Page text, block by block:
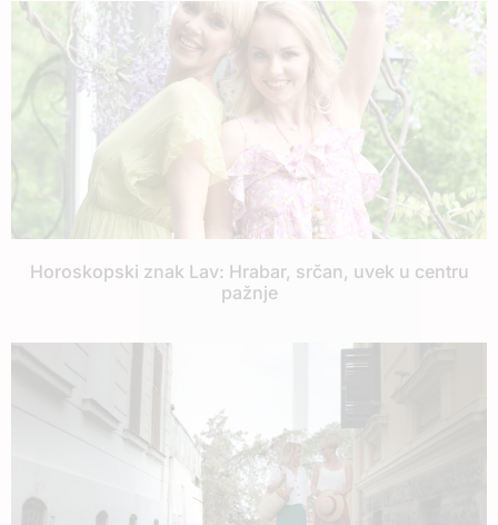
Horoskopski znak Lav: Hrabar, srčan, uvek u centru
pažnje